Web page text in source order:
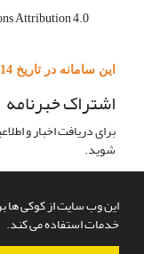
این وب سایت از کوکی ها
خدمات استفاده می کند.
Attribution 4.0
این سامانه در تاریخ 1404/10/14 به روزرسانی شد.
اشتراک خبرنامه
برای دریافت اخبار و
شوید.